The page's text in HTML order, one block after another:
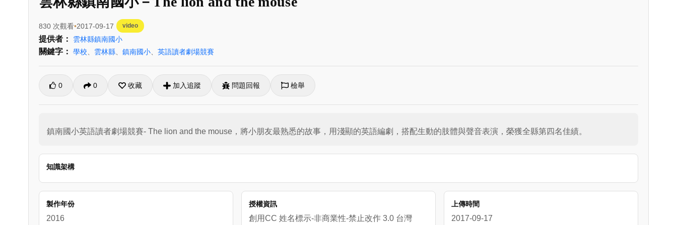
830 次觀看 2017-09-17 video
提供者： 雲林縣鎮南國小
關鍵字： 學校 雲林縣 鎮南國小 英語讀者劇場競賽
0 0 收藏 加入追蹤 問題回報 檢舉
鎮南國小英語讀者劇場競賽- The lion and the mouse，將小朋友最熟悉的故事，用淺顯的英語編劇，搭配生動的肢體與聲音表演，榮獲全縣第四名佳績。
知識架構
製作年份
2016
授權資訊
創用CC 姓名標示-非商業性-禁止改作 3.0 台灣
上傳時間
2017-09-17